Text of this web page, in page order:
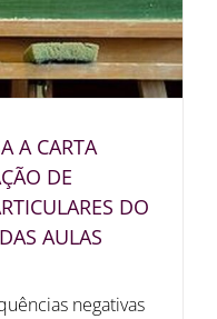
A CARTA
DE
DO
AULAS
negativas